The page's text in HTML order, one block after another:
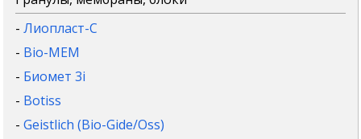
-Лиопласт-С
- Bio-MEM
- Биомет 3i
- Botiss
-Geistlich (Bio-Gide/Oss)